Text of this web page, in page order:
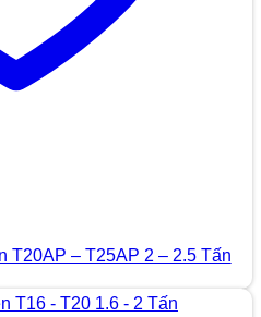
T20AP – T25AP 2 – 2.5 Tấn